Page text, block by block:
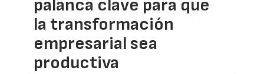
palanca clave para que
la transformación
empresarial sea
productiva